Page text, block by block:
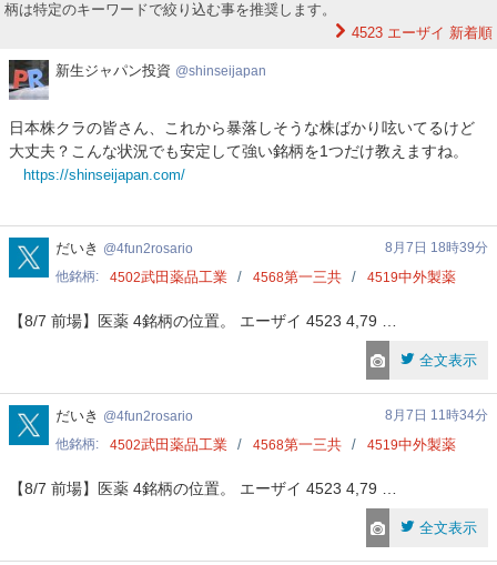
柄は特定のキーワードで絞り込む事を推奨します。
4523 エーザイ 新着順
新
ャ
パ
ン
新生ジャパン投資 shinseijapan
日本株クラの皆さん、これから暴落しそうな株ばかり呟いてるけど
大丈夫？こんな状況でも安定して強い銘柄を1つだけ教えますね。
https://shinseijapan.com/
4fun2rosario
だいき 4fun2rosario
8月7日 18時39分
他銘柄
4502武田薬品工業 4568第一三共 4519中外製薬
【8/7 前場】医薬 4銘柄の位置。 エーザイ 4523 4,79 …
全文表示
4fun2rosario
だいき 4fun2rosario
8月7日 11時34分
他銘柄
4502武田薬品工業 4568第一三共 4519中外製薬
【8/7 前場】医薬 4銘柄の位置。 エーザイ 4523 4,79 …
全文表示